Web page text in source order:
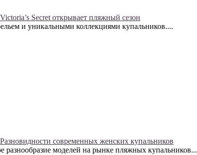
Victoria’s Secret открывает пляжный сезон
и уникальными коллекциями купальников....
Разновидности современных женских купальников
моделей на рынке пляжных купальников...